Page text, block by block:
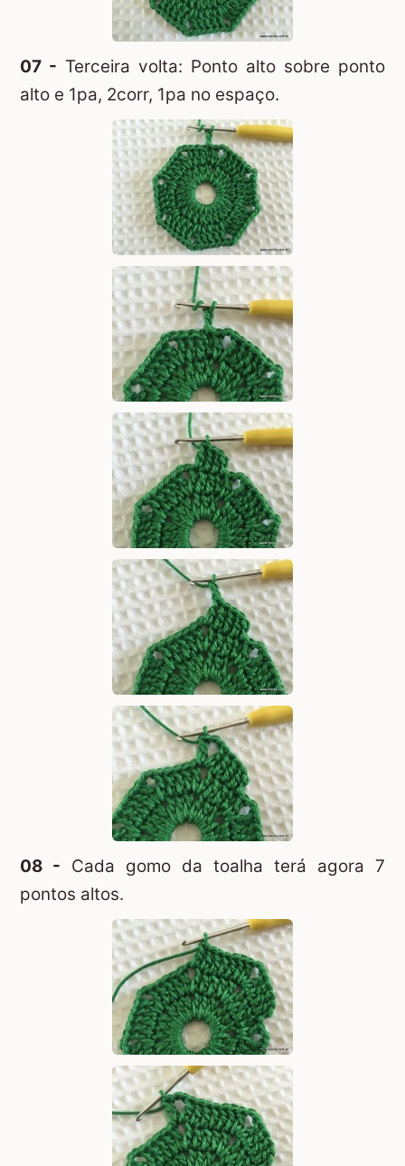
07 - Terceira volta: Ponto alto sobre ponto
alto e 1pa, 2corr, 1pa no espaço.
08 - Cada gomo da toalha terá agora 7
pontos altos.